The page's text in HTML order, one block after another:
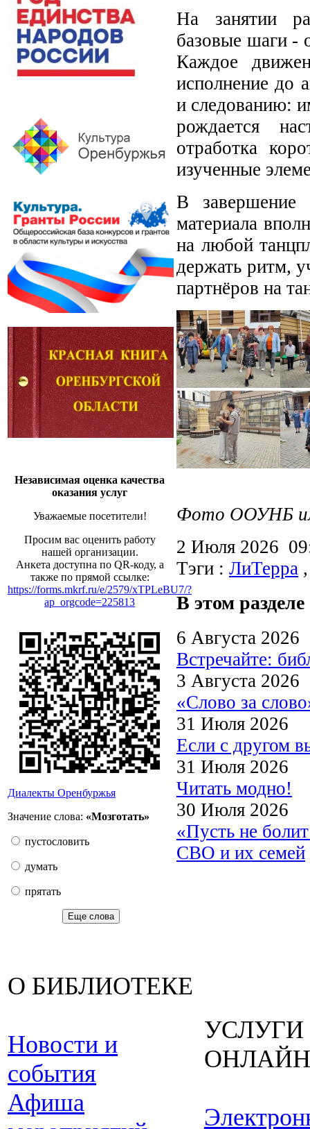
Независимая оценка качества
оказания услуг
Уважаемые посетители!
Просим вас оценить работу
нашей организации.
Анкета доступна по QR-коду, а
также по прямой ссылке:
https://forms.mkrf.ru/e/2579/xTPLeBU7/?
ap_orgcode=225813
Диалекты Оренбуржья
Значение слова: «Мозготать»
пустословить
думать
прятать
Еще слова
На занятии
базовые шаги -
Каждое
исполнение до
и следованию:
рождается
отработка
изученные
В завершение
материала
на любой
держать ритм,
партнёров на
Фото ООУНБ
2 Июля 2026
Тэги : ЛиТерра
В этом разделе
6 Августа 2026
Встречайте:
3 Августа 2026
«Слово за
31 Июля 2026
Если с другом
31 Июля 2026
Читать модно!
30 Июля 2026
«Пусть не
СВО и их семей
О БИБЛИОТЕКЕ
Новости и
события
Афиша
УСЛУГИ
ОНЛАЙН